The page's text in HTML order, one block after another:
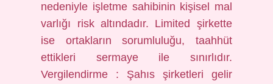
nedeniyle işletme sahibinin kişisel mal
varlığı risk altındadır. Limited şirkette
ise ortakların sorumluluğu, taahhüt
ettikleri sermaye ile sınırlıdır.
Vergilendirme : Şahıs şirketleri gelir